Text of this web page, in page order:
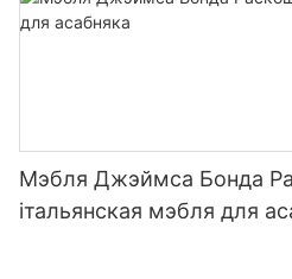
Мэбля Джэймса Бонда
італьянская мэбля для